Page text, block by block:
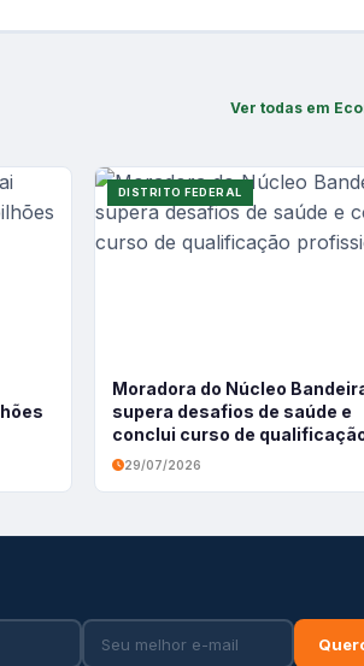
Ver todas em
DISTRITO FEDERAL
Moradora do Núcleo
supera desafios de saúde e
conclui curso de
profissional
29/07/2026